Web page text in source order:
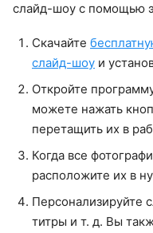
слайд-шоу с помощью
Скачайте
слайд-шоу и
Откройте
можете нажать
перетащить их в
Когда все
расположите их в
Персонализируйте
титры и т. д. Вы